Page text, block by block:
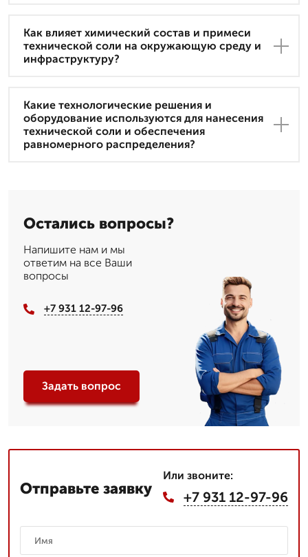
Как влияет химический состав и примеси
технической соли на окружающую среду и
инфраструктуру?
Какие технологические решения и
оборудование используются для нанесения
технической соли и обеспечения
равномерного распределения?
Остались вопросы?
Напишите нам и мы
ответим на все Ваши
вопросы
+7 931 12-97-96
Задать вопрос
Отправьте заявку
Или звоните:
+7 931 12-97-96